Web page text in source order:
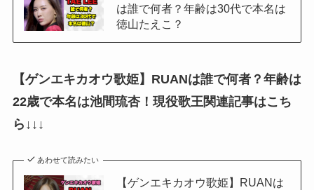
は誰で何者？年齢は30代で本名は
徳山たえこ？
【ゲンエキカオウ歌姫】RUANは誰で何者？年齢は
22歳で本名は池間琉杏！現役歌王関連記事はこち
ら↓↓↓
あわせて読みたい
【ゲンエキカオウ歌姫】RUANは